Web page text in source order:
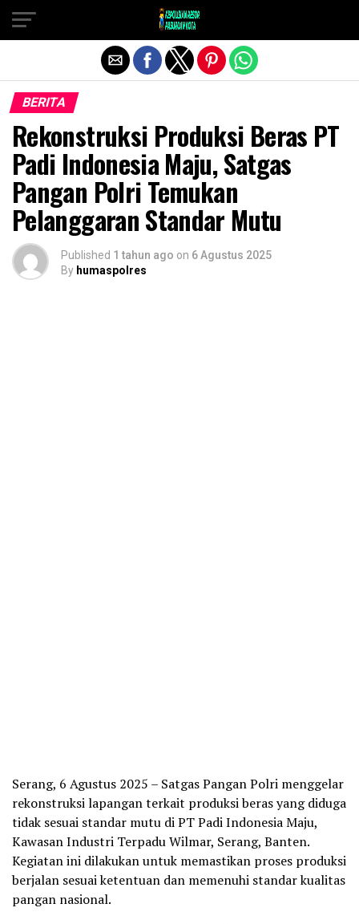
BERITA
Rekonstruksi Produksi Beras PT
Padi Indonesia Maju, Satgas
Pangan Polri Temukan
Pelanggaran Standar Mutu
Published 1 tahun ago on 6 Agustus 2025
By humaspolres
Serang, 6 Agustus 2025 – Satgas Pangan Polri menggelar
rekonstruksi lapangan terkait produksi beras yang diduga
tidak sesuai standar mutu di PT Padi Indonesia Maju,
Kawasan Industri Terpadu Wilmar, Serang, Banten.
Kegiatan ini dilakukan untuk memastikan proses produksi
berjalan sesuai ketentuan dan memenuhi standar kualitas
pangan nasional.
Exit mobile version